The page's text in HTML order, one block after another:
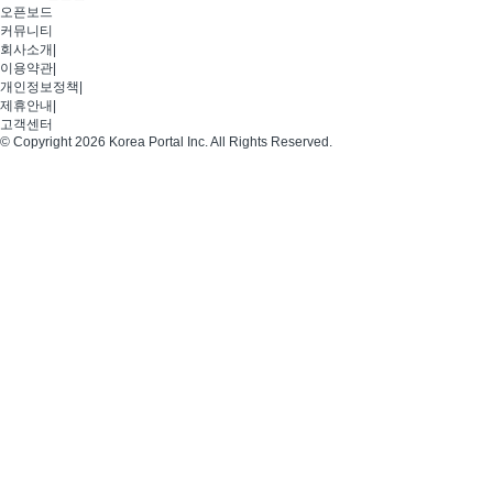
오픈보드
커뮤니티
회사소개
이용약관
개인정보정책
제휴안내
고객센터
© Copyright 2026 Korea Portal Inc. All Rights Reserved.